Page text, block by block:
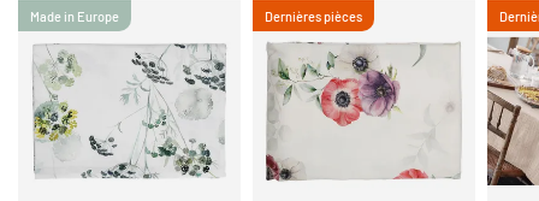
Made in Europe Dernières pièces